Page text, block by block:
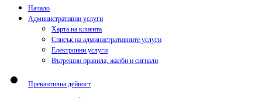
Начало
Административни услуги
Харта на клиента
Списък на административните услуги
Електронни услуги
Вътрешни правила, жалби и сигнали
Превантивна дейност